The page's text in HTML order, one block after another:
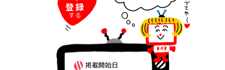
登録
する
掲載開始日